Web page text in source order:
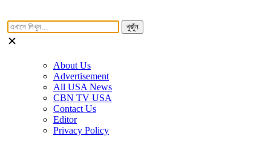
খুজুঁন
About Us
Advertisement
All USA News
CBN TV USA
Contact Us
Editor
Privacy Policy